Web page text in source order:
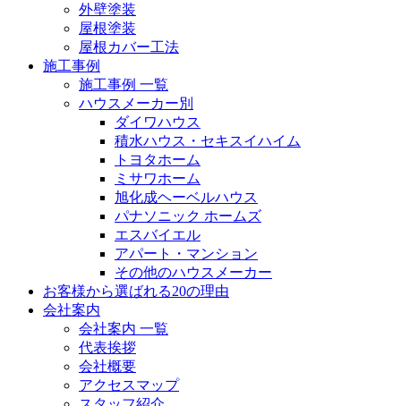
外壁塗装
屋根塗装
屋根カバー工法
施工事例
施工事例 一覧
ハウスメーカー別
ダイワハウス
積水ハウス・セキスイハイム
トヨタホーム
ミサワホーム
旭化成ヘーベルハウス
パナソニック ホームズ
エスバイエル
アパート・マンション
その他のハウスメーカー
お客様から選ばれる20の理由
会社案内
会社案内 一覧
代表挨拶
会社概要
アクセスマップ